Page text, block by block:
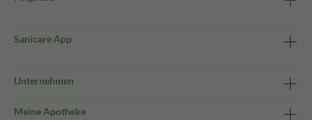
Sanicare App
Unternehmen
Meine Apotheke